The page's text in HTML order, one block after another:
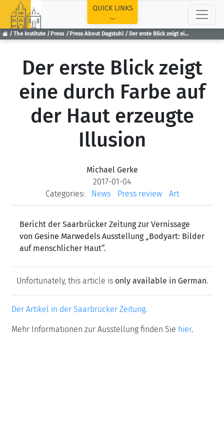
The Institute Press Press About Dagstuhl Der erste Blick zeigt eine durch Farbe auf der Haut erzeugte Illusion
QUICK LINKS
Der erste Blick zeigt
eine durch Farbe auf
der Haut erzeugte
Illusion
Michael Gerke
2017-01-04
Categories:
News Press review Art
Bericht der Saarbrücker Zeitung zur Vernissage
von Gesine Marwedels Ausstellung „Bodyart: Bilder
auf menschlicher Haut“.
Unfortunately, this article is only available in German.
Der Artikel in der Saarbrücker Zeitung.
Mehr Informationen zur Ausstellung finden Sie hier.